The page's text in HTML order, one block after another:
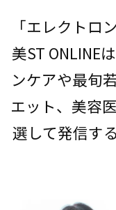
「エレクトロ
美ST ONLINE
ンケアや最旬
エット、美容
選して発信す